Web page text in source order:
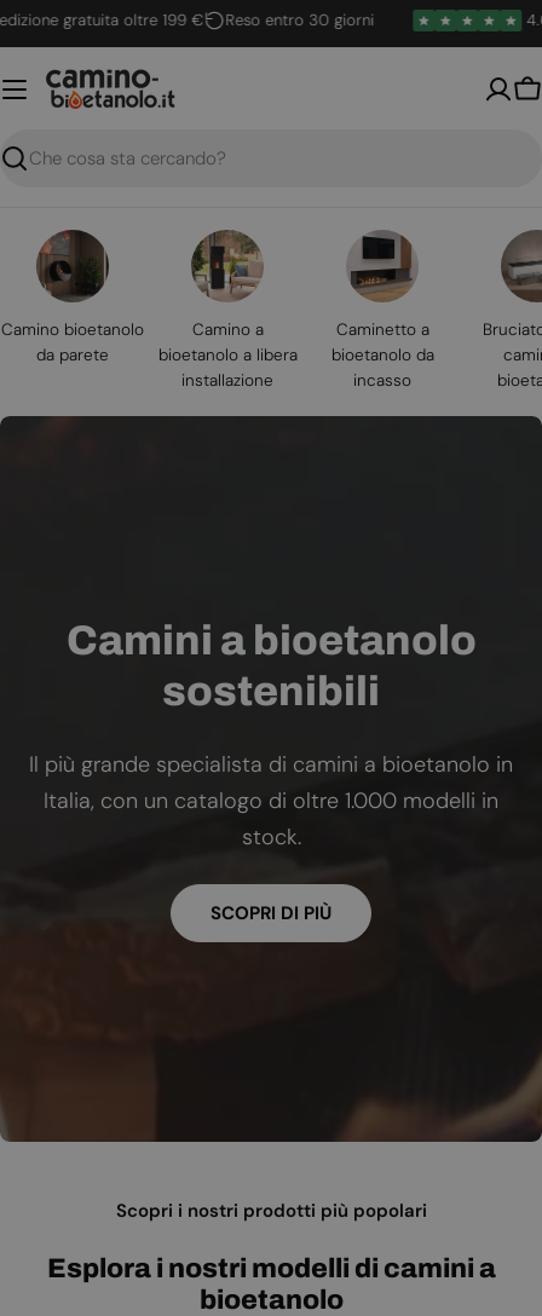
Vai
al
contenuto
gratuita oltre 199 € Reso entro 30 giorni 4.6 / 5
Ricerca
Camino bioetanolo
da parete
Camino a
bioetanolo a libera
installazione
Caminetto a
bioetanolo da
incasso
Camini a bioetanolo
sostenibili
Il più grande specialista di camini a bioetanolo in
Italia, con un catalogo di oltre 1.000 modelli in
stock.
SCOPRI DI PIÙ
Scopri i nostri prodotti più popolari
Esplora i nostri modelli di camini a
bioetanolo